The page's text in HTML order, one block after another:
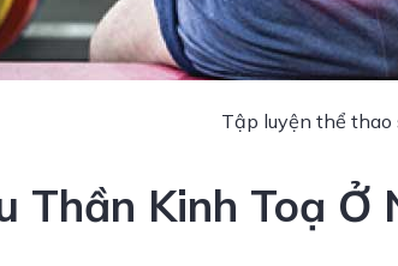
Tập luyện thể thao
Thần Kinh Toạ Ở